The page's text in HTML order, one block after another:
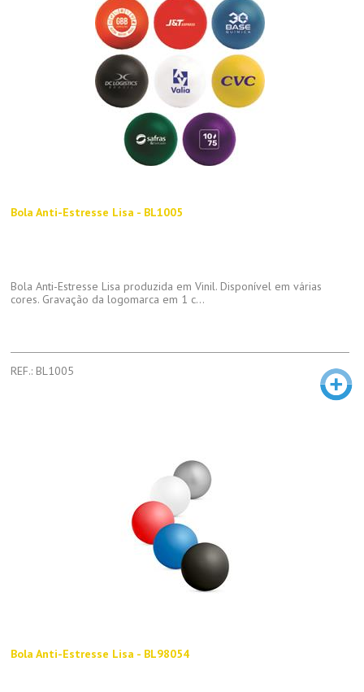
Bola Anti-Estresse Lisa - BL1005
Bola Anti-Estresse Lisa produzida em Vinil. Disponível em várias
cores. Gravação da logomarca em 1 c...
REF.: BL1005
Bola Anti-Estresse Lisa - BL98054